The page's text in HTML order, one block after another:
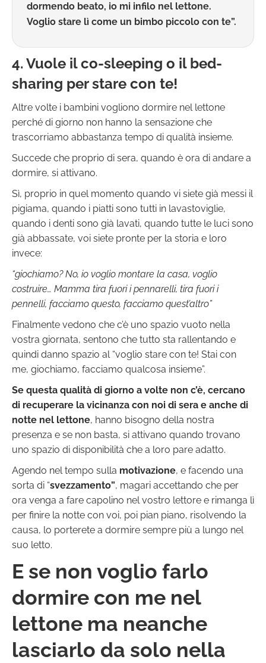
dormendo beato, io mi infilo nel lettone.
Voglio stare lì come un bimbo piccolo con te”.
4. Vuole il co-sleeping o il bed-
sharing per stare con te!
Altre volte i bambini vogliono dormire nel lettone
perché di giorno non hanno la sensazione che
trascorriamo abbastanza tempo di qualità insieme.
Succede che proprio di sera, quando è ora di andare a
dormire, si attivano.
Sì, proprio in quel momento quando vi siete già messi il
pigiama, quando i piatti sono tutti in lavastoviglie,
quando i denti sono già lavati, quando tutte le luci sono
già abbassate, voi siete pronte per la storia e loro
invece:
“giochiamo? No, io voglio montare la casa, voglio
costruire… Mamma tira fuori i pennarelli, tira fuori i
pennelli, facciamo questo, facciamo quest’altro”
Finalmente vedono che c’è uno spazio vuoto nella
vostra giornata, sentono che tutto sta rallentando e
quindi danno spazio al “voglio stare con te! Stai con
me, giochiamo, facciamo qualcosa insieme”.
Se questa qualità di giorno a volte non c’è, cercano
di recuperare la vicinanza con noi di sera e anche di
notte nel lettone, hanno bisogno della nostra
presenza e se non basta, si attivano quando trovano
uno spazio di disponibilità che a loro pare adatto.
Agendo nel tempo sulla motivazione, e facendo una
sorta di “svezzamento”, magari accettando che per
ora venga a fare capolino nel vostro lettore e rimanga lì
per finire la notte con voi, poi pian piano, risolvendo la
causa, lo porterete a dormire sempre più a lungo nel
suo letto.
E se non voglio farlo
dormire con me nel
lettone ma neanche
lasciarlo da solo nella